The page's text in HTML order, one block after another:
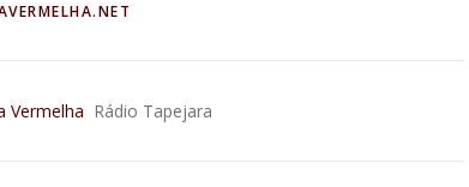
Vermelha Rádio Tapejara